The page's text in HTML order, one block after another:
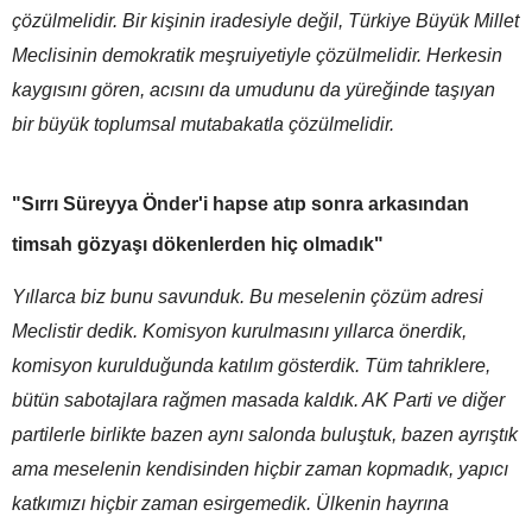
çözülmelidir. Bir kişinin iradesiyle değil, Türkiye Büyük Millet
Meclisinin demokratik meşruiyetiyle çözülmelidir. Herkesin
kaygısını gören, acısını da umudunu da yüreğinde taşıyan
bir büyük toplumsal mutabakatla çözülmelidir.
"Sırrı Süreyya Önder'i hapse atıp sonra arkasından
timsah gözyaşı dökenlerden hiç olmadık"
Yıllarca biz bunu savunduk. Bu meselenin çözüm adresi
Meclistir dedik. Komisyon kurulmasını yıllarca önerdik,
komisyon kurulduğunda katılım gösterdik. Tüm tahriklere,
bütün sabotajlara rağmen masada kaldık. AK Parti ve diğer
partilerle birlikte bazen aynı salonda buluştuk, bazen ayrıştık
ama meselenin kendisinden hiçbir zaman kopmadık, yapıcı
katkımızı hiçbir zaman esirgemedik. Ülkenin hayrına